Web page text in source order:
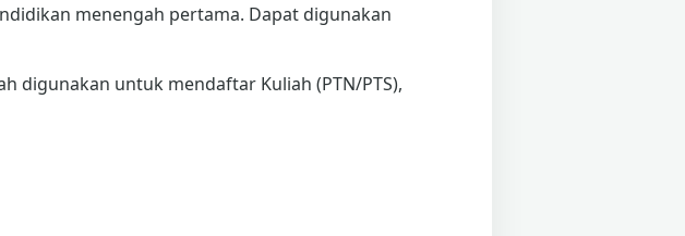
menengah pertama. Dapat digunakan
digunakan untuk mendaftar Kuliah (PTN/PTS),